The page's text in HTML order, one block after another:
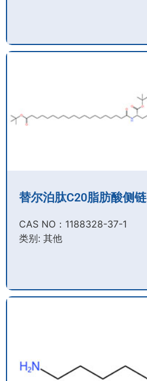
替尔泊肽C20脂肪酸侧链
CAS NO：1188328-37-1
类别: 其他